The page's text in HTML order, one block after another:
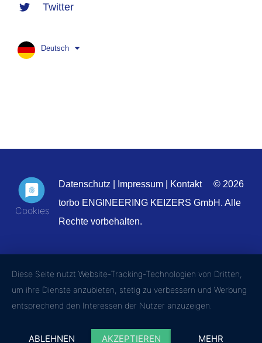
Twitter
Deutsch
Datenschutz Impressum Kontakt
© 2026
torbo ENGINEERING KEIZERS GmbH. Alle
Rechte vorbehalten.
Diese Seite nutzt Website-Tracking-Technologien von Dritten,
um ihre Dienste anzubieten, stetig zu verbessern und Werbung
entsprechend den Interessen der Nutzer anzuzeigen.
ABLEHNEN AKZEPTIEREN MEHR